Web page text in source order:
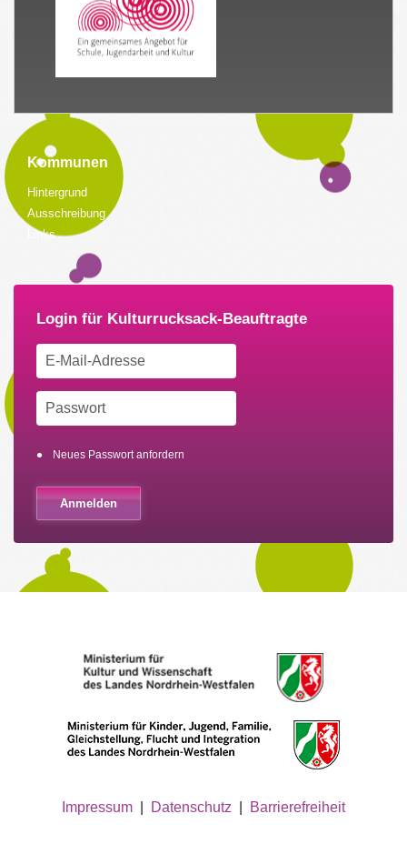
Kommunen
Hintergrund
Ausschreibung
Links
Neues Passwort anfordern
Impressum Datenschutz Barrierefreiheit